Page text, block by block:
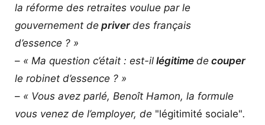
la réforme des retraites voulue par le
gouvernement de priver des français
d’essence ? »
– « Ma question c’était : est-il légitime de couper
le robinet d’essence ? »
– « Vous avez parlé, Benoît Hamon, la formule
vous venez de l’employer, de "légitimité sociale".